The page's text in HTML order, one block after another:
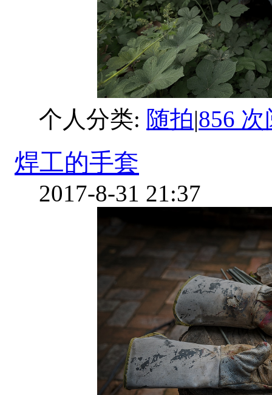
个人分类: 随拍|856
焊工的手套
2017-8-31 21:37